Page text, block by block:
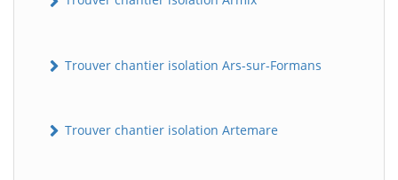
Trouver chantier isolation Ars-sur-Formans
Trouver chantier isolation Artemare